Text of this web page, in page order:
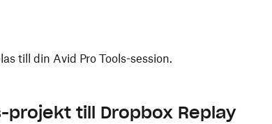
till din Avid Pro Tools-session.
projekt till Dropbox Replay